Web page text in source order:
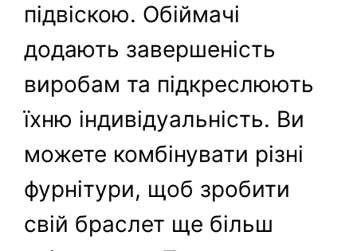
підвіскою. Обіймачі
додають завершеність
виробам та підкреслюють
їхню індивідуальність. Ви
можете комбінувати різні
фурнітури, щоб зробити
свій браслет ще більш